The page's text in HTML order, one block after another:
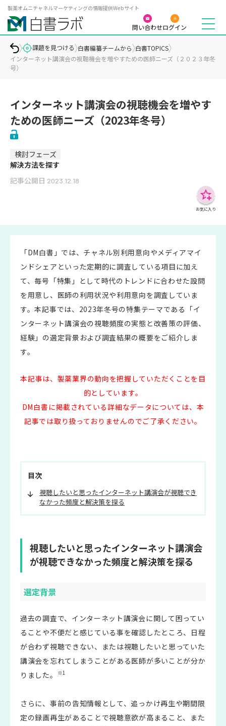
製薬オムニチャネルマーケティングの情報提供Webサイト
問い合わせログイン
課題を見つける 白書編纂チームから 白書TOPICS
インターネット講演会の視聴機会を増やすための医師ニーズ（２０２３年冬
号）
インターネット講演会の視聴機会を増やす
ための医師ニーズ（2023年冬号）
検討フェーズ
解決方法を探す
記事公開日 2023.12.18
お気に入り
「DM白書」では、チャネル別利用意向やメディアマイ
ンドシェアといった定期的に調査している項目に加え
て、毎号「特集」として時代のトレンドに合わせた設問
を用意し、医師の利用状況や利用意向を調査していま
す。本記事では、2023年冬号の特集テーマである「イ
ンターネット講演会の視聴頻度の実態と改善策の評価、
経験」の選定背景および調査結果の概要をご紹介しま
す。
本記事は、製薬業界の動向を把握していただくことを目
的としています。
DM白書に掲載されている詳細なデータについては、本
記事では取り扱っておりませんのでご了承ください。
目次
視聴したいと思ったインターネット講演会が視聴でき
なかった頻度と解決策を探る
視聴したいと思ったインターネット講演会
が視聴できなかった頻度と解決策を探る
選定背景
過去の調査で、インターネット講演会に関して困ってい
ることや不便だと感じている事を確認したところ、日程
が合わず視聴できない、または視聴したいと思っていた
講演会を忘れてしまうことがある医師が多いことが分か
りました。
※1
さらに、事前の告知情報として、追っかけ再生や期間限
定の録画再生があることで視聴意欲が高まること、また